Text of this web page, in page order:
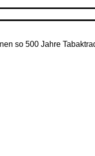
so 500 Jahre